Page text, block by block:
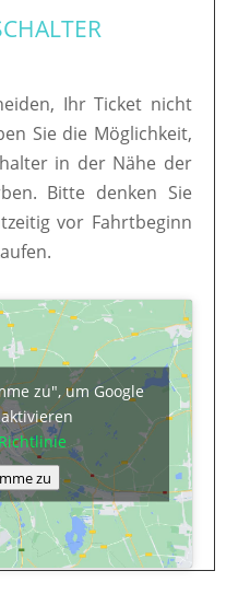
Ihr Ticket nicht
Sie die Möglichkeit,
in der Nähe der
Bitte denken Sie
vor Fahrtbeginn
zu", um Google
zu